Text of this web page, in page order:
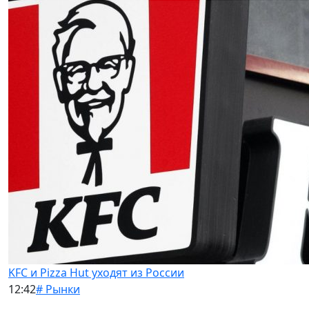
KFC и Pizza Hut уходят из России
12:42# Рынки